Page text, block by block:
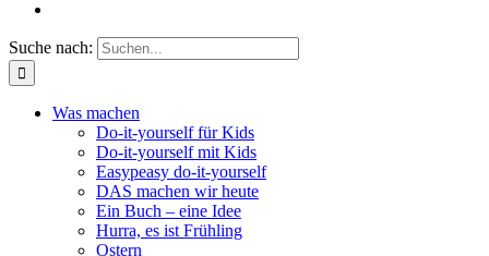
Suche nach:
Was machen
Do-it-yourself für Kids
Do-it-yourself mit Kids
Easypeasy do-it-yourself
DAS machen wir heute
Ein Buch – eine Idee
Hurra, es ist Frühling
Ostern